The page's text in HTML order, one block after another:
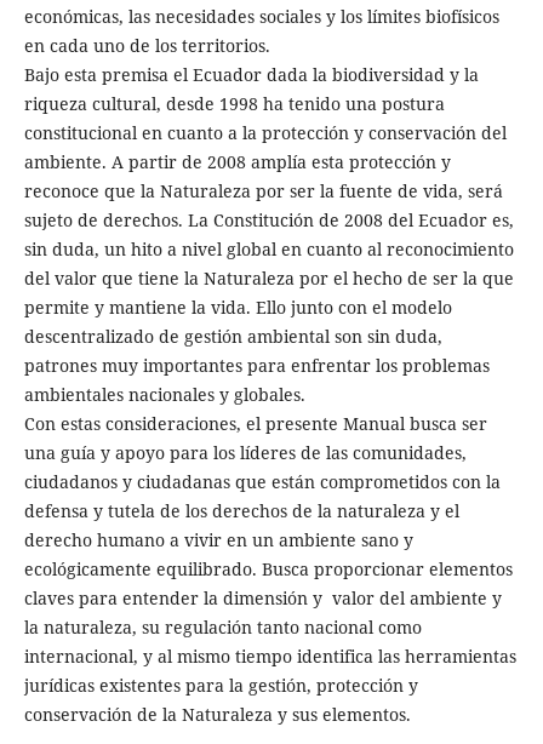
económicas, las necesidades sociales y los límites biofísicos
en cada uno de los territorios.
Bajo esta premisa el Ecuador dada la biodiversidad y la
riqueza cultural, desde 1998 ha tenido una postura
constitucional en cuanto a la protección y conservación del
ambiente. A partir de 2008 amplía esta protección y
reconoce que la Naturaleza por ser la fuente de vida, será
sujeto de derechos. La Constitución de 2008 del Ecuador es,
sin duda, un hito a nivel global en cuanto al reconocimiento
del valor que tiene la Naturaleza por el hecho de ser la que
permite y mantiene la vida. Ello junto con el modelo
descentralizado de gestión ambiental son sin duda,
patrones muy importantes para enfrentar los problemas
ambientales nacionales y globales.
Con estas consideraciones, el presente Manual busca ser
una guía y apoyo para los líderes de las comunidades,
ciudadanos y ciudadanas que están comprometidos con la
defensa y tutela de los derechos de la naturaleza y el
derecho humano a vivir en un ambiente sano y
ecológicamente equilibrado. Busca proporcionar elementos
claves para entender la dimensión y valor del ambiente y
la naturaleza, su regulación tanto nacional como
internacional, y al mismo tiempo identifica las herramientas
jurídicas existentes para la gestión, protección y
conservación de la Naturaleza y sus elementos.